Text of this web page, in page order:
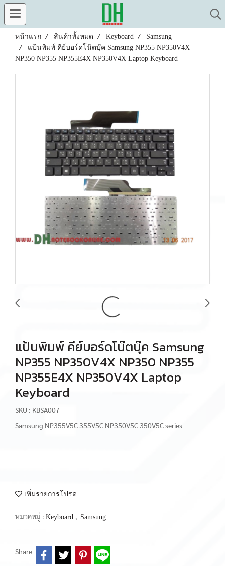
หน้าแรก สินค้าทั้งหมด Keyboard
Samsung
แป้นพิมพ์ คีย์บอร์ดโน๊ตบุ๊ค Samsung NP355 NP350V4X
NP350 NP355 NP355E4X NP350V4X Laptop Keyboard
แป้นพิมพ์ คีย์บอร์ดโน๊ตบุ๊ค Samsung
NP355 NP350V4X NP350 NP355
NP355E4X NP350V4X Laptop
Keyboard
SKU : KBSA007
Samsung NP355V5C 355V5C NP350V5C 350V5C series
เพิ่มรายการโปรด
หมวดหมู่ : Keyboard , Samsung
Share